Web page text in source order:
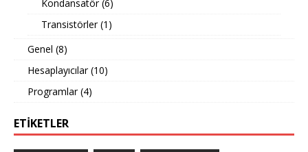
Kondansatör(6)
Transistörler(1)
Genel (8)
Hesaplayıcılar(10)
Programlar(4)
ETIKETLER